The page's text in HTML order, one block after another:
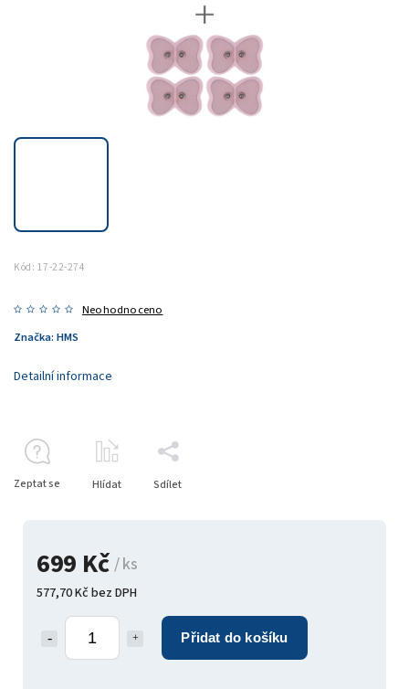
Kód: 17-22-274
Neohodnoceno
Značka: HMS
699 Kč / ks
577,70 Kč bez DPH
Přidat do košíku
Detailní informace
Zeptat se Hlídat Sdílet